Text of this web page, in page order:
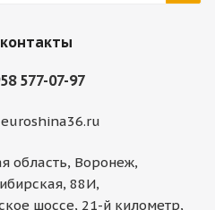
577-07-97
область, Воронеж,
88И,
шоссе, 21-й километр,